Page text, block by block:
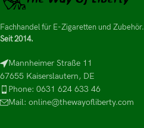
Fachhandel für E-Zigaretten und Zubehör.
Seit 2014.
Mannheimer Straße 11
67655 Kaiserslautern, DE
Phone: 0631 624 633 46
Mail: online@thewayofliberty.com